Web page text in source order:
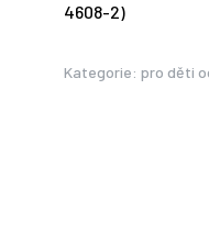
4608-2)
Kategorie:pro děti